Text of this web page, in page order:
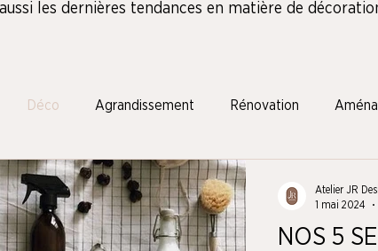
aussi les dernières tendances en matière de
Déco Agrandissement Rénovation
NOS 5
Atelier JR
1 mai 2024